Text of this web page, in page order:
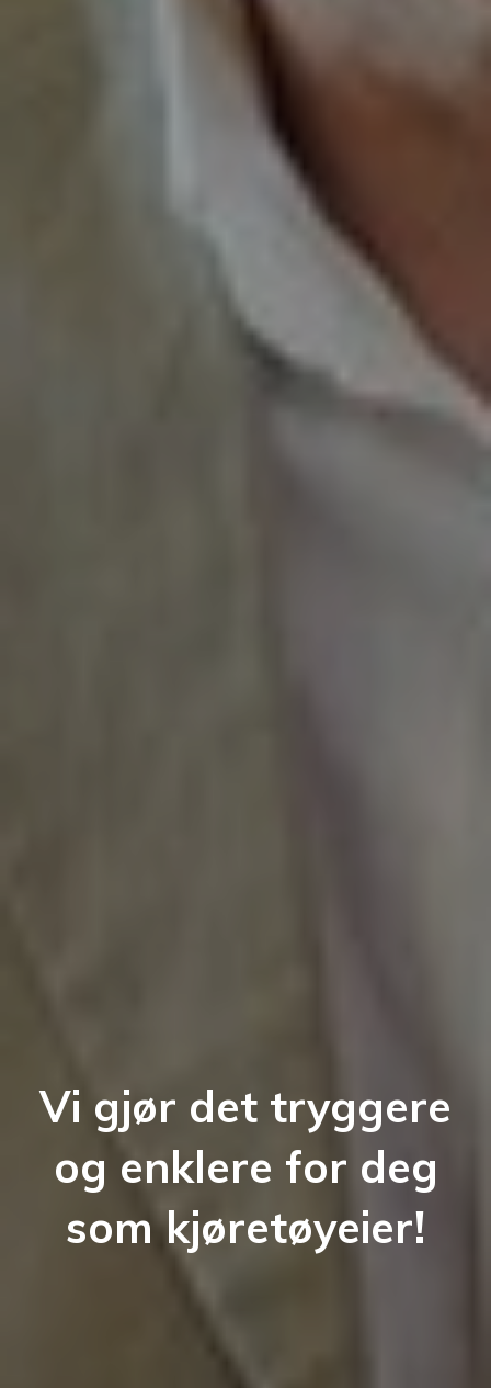
Vi gjør det tryggere
og enklere for deg
som kjøretøyeier!